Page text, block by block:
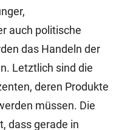
auch politische
das Handeln der
Letztlich sind die
deren Produkte
müssen. Die
dass gerade in